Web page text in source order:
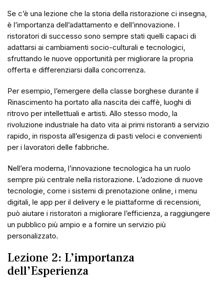
Se c’è una lezione che la storia della ristorazione ci insegna,
è l’importanza dell’adattamento e dell’innovazione. I
ristoratori di successo sono sempre stati quelli capaci di
adattarsi ai cambiamenti socio-culturali e tecnologici,
sfruttando le nuove opportunità per migliorare la propria
offerta e differenziarsi dalla concorrenza.
Per esempio, l’emergere della classe borghese durante il
Rinascimento ha portato alla nascita dei caffè, luoghi di
ritrovo per intellettuali e artisti. Allo stesso modo, la
rivoluzione industriale ha dato vita ai primi ristoranti a servizio
rapido, in risposta all’esigenza di pasti veloci e convenienti
per i lavoratori delle fabbriche.
Nell’era moderna, l’innovazione tecnologica ha un ruolo
sempre più centrale nella ristorazione. L’adozione di nuove
tecnologie, come i sistemi di prenotazione online, i menu
digitali, le app per il delivery e le piattaforme di recensioni,
può aiutare i ristoratori a migliorare l’efficienza, a raggiungere
un pubblico più ampio e a fornire un servizio più
personalizzato.
Lezione 2: L’importanza
dell’Esperienza